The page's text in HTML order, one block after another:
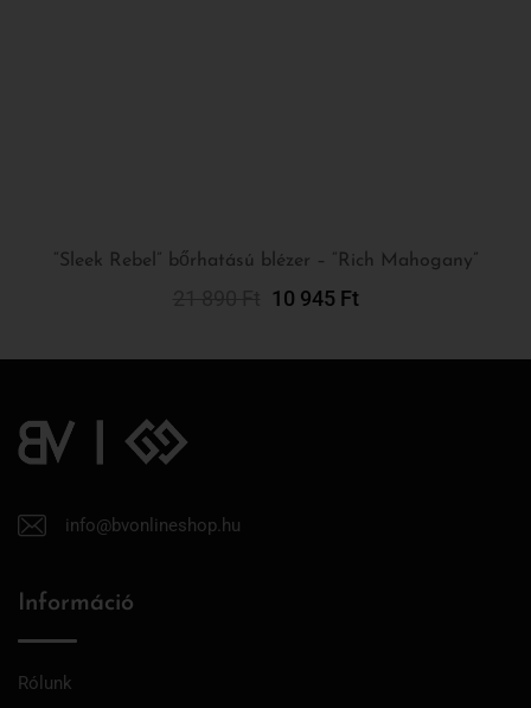
“Sleek Rebel” bőrhatású blézer – “Rich Mahogany”
10 945 Ft
info@bvonlineshop.hu
Információ
Rólunk